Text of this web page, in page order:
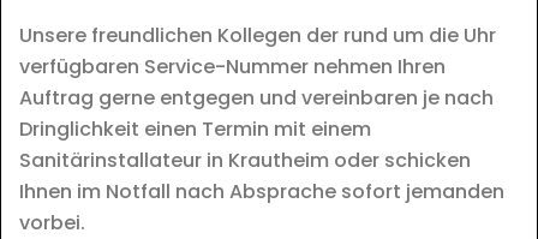
Unsere freundlichen Kollegen der rund um die Uhr
verfügbaren Service-Nummer nehmen Ihren
Auftrag gerne entgegen und vereinbaren je nach
Dringlichkeit einen Termin mit einem
Sanitärinstallateur in Krautheim oder schicken
Ihnen im Notfall nach Absprache sofort jemanden
vorbei.